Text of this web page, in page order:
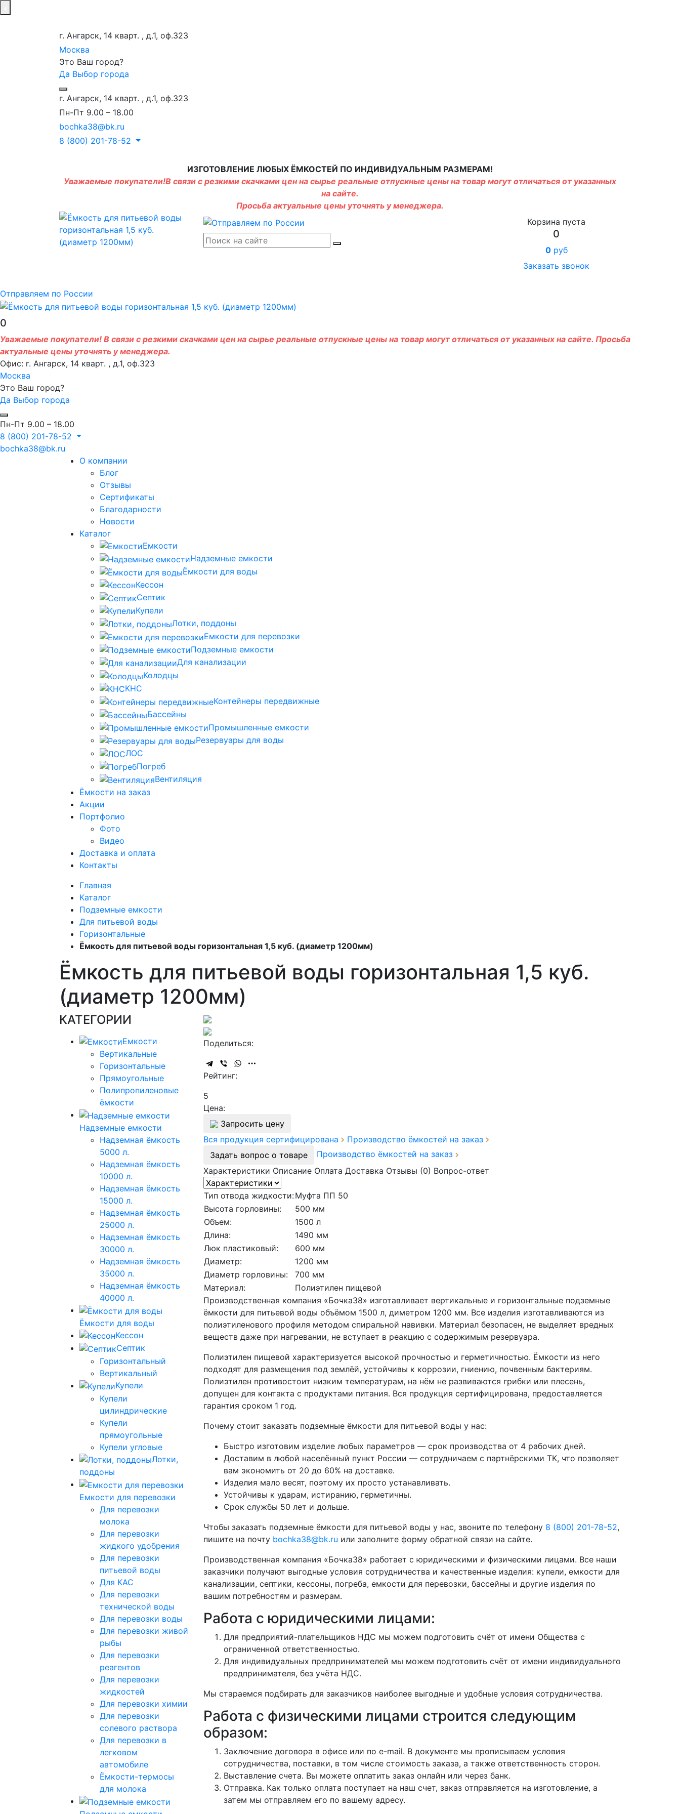
г. Ангарск, 14 кварт. , д.1, оф.323
Москва
Это Ваш город?
Да Выбор города
г. Ангарск, 14 кварт. , д.1, оф.323
Пн-Пт 9.00 – 18.00
bochka38@bk.ru
8 (800) 201-78-52
ИЗГОТОВЛЕНИЕ ЛЮБЫХ ЁМКОСТЕЙ ПО ИНДИВИДУАЛЬНЫМ РАЗМЕРАМ!
Уважаемые покупатели!В связи с резкими скачками цен на сырье реальные отпускные цены на товар могут отличаться от указанных
на сайте.
Просьба актуальные цены уточнять у менеджера.
Корзина пуста
0
0руб
Заказать звонок
Отправляем по России
0
Уважаемые покупатели! В связи с резкими скачками цен на сырье реальные отпускные цены на товар могут отличаться от указанных на сайте. Просьба
актуальные цены уточнять у менеджера.
Офис: г. Ангарск, 14 кварт. , д.1, оф.323
Москва
Это Ваш город?
Да Выбор города
Пн-Пт 9.00 – 18.00
8 (800) 201-78-52
bochka38@bk.ru
О компании
Блог
Отзывы
Сертификаты
Благодарности
Новости
Каталог
Емкости
Надземные емкости
Ёмкости для воды
Кессон
Септик
Купели
Лотки, поддоны
Емкости для перевозки
Подземные емкости
Для канализации
Колодцы
КНС
Контейнеры передвижные
Бассейны
Промышленные емкости
Резервуары для воды
ЛОС
Погреб
Вентиляция
Ёмкости на заказ
Акции
Портфолио
Фото
Видео
Доставка и оплата
Контакты
Главная
Каталог
Подземные емкости
Для питьевой воды
Горизонтальные
Ёмкость для питьевой воды горизонтальная 1,5 куб. (диаметр 1200мм)
Ёмкость для питьевой воды горизонтальная 1,5 куб.
(диаметр 1200мм)
КАТЕГОРИИ
Емкости
Вертикальные
Горизонтальные
Прямоугольные
Полипропиленовые
ёмкости
Надземные емкости
Надземная ёмкость
5000 л.
Надземная ёмкость
10000 л.
Надземная ёмкость
15000 л.
Надземная ёмкость
25000 л.
Надземная ёмкость
30000 л.
Надземная ёмкость
35000 л.
Надземная ёмкость
40000 л.
Ёмкости для воды
Кессон
Септик
Горизонтальный
Вертикальный
Купели
Купели
цилиндрические
Купели
прямоугольные
Купели угловые
Лотки,
поддоны
Емкости для перевозки
Для перевозки
молока
Для перевозки
жидкого удобрения
Для перевозки
питьевой воды
Для КАС
Для перевозки
технической воды
Для перевозки воды
Для перевозки живой
рыбы
Для перевозки
реагентов
Для перевозки
жидкостей
Для перевозки химии
Для перевозки
солевого раствора
Для перевозки в
легковом
автомобиле
Ёмкости-термосы
для молока
Поделиться:
Рейтинг:
5
Цена:
Запросить цену
Вся продукция сертифицирована
Производство ёмкостей на заказ
Задать вопрос о товаре
Производство ёмкостей на заказ
Характеристики Описание Оплата Доставка Отзывы (0) Вопрос-ответ
Тип отвода жидкости:Муфта ПП 50
Высота горловины:
500 мм
Объем:
1500 л
Длина:
1490 мм
Люк пластиковый:
600 мм
Диаметр:
1200 мм
Диаметр горловины:
700 мм
Материал:
Полиэтилен пищевой
Производственная компания «Бочка38» изготавливает вертикальные и горизонтальные подземные
ёмкости для питьевой воды объёмом 1500 л, диметром 1200 мм. Все изделия изготавливаются из
полиэтиленового профиля методом спиральной навивки. Материал безопасен, не выделяет вредных
веществ даже при нагревании, не вступает в реакцию с содержимым резервуара.
Полиэтилен пищевой характеризуется высокой прочностью и герметичностью. Ёмкости из него
подходят для размещения под землёй, устойчивы к коррозии, гниению, почвенным бактериям.
Полиэтилен противостоит низким температурам, на нём не развиваются грибки или плесень,
допущен для контакта с продуктами питания. Вся продукция сертифицирована, предоставляется
гарантия сроком 1 год.
Почему стоит заказать подземные ёмкости для питьевой воды у нас:
Быстро изготовим изделие любых параметров — срок производства от 4 рабочих дней.
Доставим в любой населённый пункт России — сотрудничаем с партнёрскими ТК, что позволяет
вам экономить от 20 до 60% на доставке.
Изделия мало весят, поэтому их просто устанавливать.
Устойчивы к ударам, истиранию, герметичны.
Срок службы 50 лет и дольше.
Чтобы заказать подземные ёмкости для питьевой воды у нас, звоните по телефону 8 (800) 201-78-52,
пишите на почту bochka38@bk.ru или заполните форму обратной связи на сайте.
Производственная компания «Бочка38» работает с юридическими и физическими лицами. Все наши
заказчики получают выгодные условия сотрудничества и качественные изделия: купели, емкости для
канализации, септики, кессоны, погреба, емкости для перевозки, бассейны и другие изделия по
вашим потребностям и размерам.
Работа с юридическими лицами:
Для предприятий-плательщиков НДС мы можем подготовить счёт от имени Общества с
ограниченной ответственностью.
Для индивидуальных предпринимателей мы можем подготовить счёт от имени индивидуального
предпринимателя, без учёта НДС.
Мы стараемся подбирать для заказчиков наиболее выгодные и удобные условия сотрудничества.
Работа с физическими лицами строится следующим
образом:
Заключение договора в офисе или по e-mail. В документе мы прописываем условия
сотрудничества, поставки, в том числе стоимость заказа, а также ответственность сторон.
Выставление счета. Вы можете оплатить заказ онлайн или через банк.
Отправка. Как только оплата поступает на наш счет, заказ отправляется на изготовление, а
затем мы отправляем его по вашему адресу.